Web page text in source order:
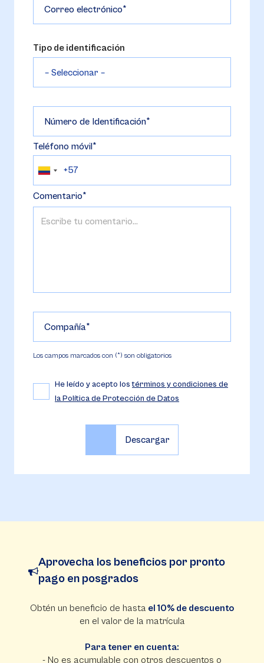
Correo electrónico
Tipo de identificación
Número de Identificación
Teléfono móvil
Comentario
Compañía
Los campos marcados con (*) son obligatorios
He leído y acepto lostérminos y condiciones de
la Política de Protección de Datos
Aprovecha los beneficios por pronto
pago en posgrados
Obtén un beneficio de hasta el 10% de descuento
en el valor de la matrícula
Para tener en cuenta:
- No es acumulable con otros descuentos o